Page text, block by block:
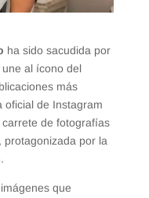
ha sido sacudida por
al ícono del
más
oficial de Instagram
de fotografías
protagonizada por la
.
que